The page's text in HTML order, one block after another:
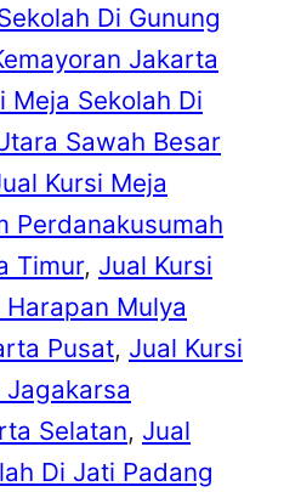
Di Gunung
Jakarta
Meja Sekolah Di
Sawah Besar
Kursi Meja
Perdanakusumah
Timur, Jual Kursi
Mulya
Pusat, Jual Kursi
Jagakarsa
Selatan, Jual
Di Jati Padang